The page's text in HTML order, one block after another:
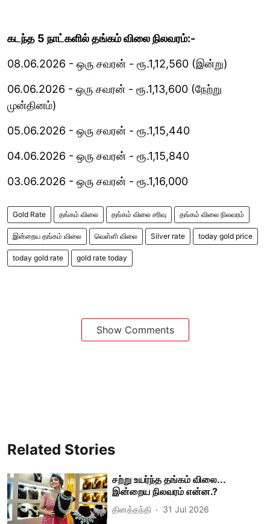
கடந்த 5 நாட்களில் தங்கம் விலை நிலவரம்:-
08.06.2026 - ஒரு சவரன் - ரூ.1,12,560 (இன்று)
06.06.2026 - ஒரு சவரன் - ரூ.1,13,600 (நேற்று
முன்தினம்)
05.06.2026 - ஒரு சவரன் - ரூ.1,15,440
04.06.2026 - ஒரு சவரன் - ரூ.1,15,840
03.06.2026 - ஒரு சவரன் - ரூ.1,16,000
Gold Rate தங்கம் விலை தங்கம் விலை சரிவு தங்கம் விலை நிலவரம்
இன்றைய தங்கம் விலை வெள்ளி விலை Silver rate today gold price
today gold rate gold rate today
Show Comments
Related Stories
சற்று உயர்ந்த தங்கம் விலை...
இன்றைய நிலவரம் என்ன.?
தினத்தந்தி 31 Jul 2026